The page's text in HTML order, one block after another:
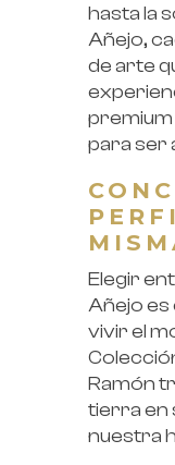
hasta la
Añejo,
de arte
premium
para ser
Elegir
Añejo es
vivir el
Ramón
tierra en
nuestra